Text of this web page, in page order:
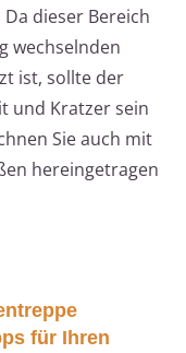
dieser Bereich
wechselnden
ist, sollte der
und Kratzer sein
Sie auch mit
hereingetragen
für Ihren